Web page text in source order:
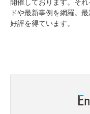
ドや最新事例を網羅。
好評を得ています。